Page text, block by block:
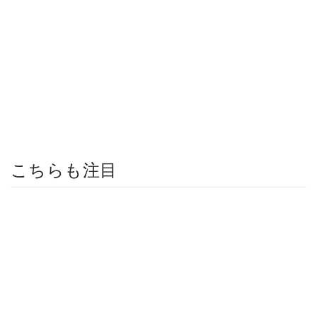
こちらも注目